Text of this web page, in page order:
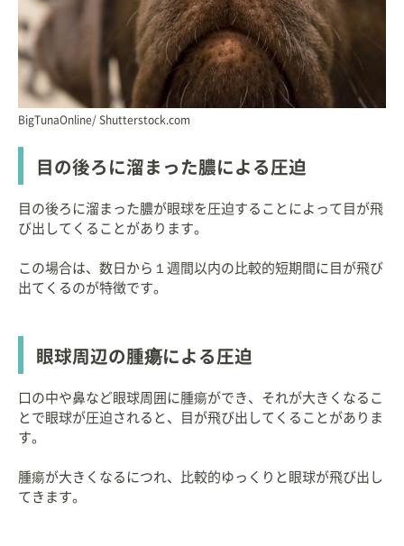
BigTunaOnline/ Shutterstock.com
目の後ろに溜まった膿による圧迫
目の後ろに溜まった膿が眼球を圧迫することによって目が飛
び出してくることがあります。
この場合は、数日から１週間以内の比較的短期間に目が飛び
出てくるのが特徴です。
眼球周辺の腫瘍による圧迫
口の中や鼻など眼球周囲に腫瘍ができ、それが大きくなるこ
とで眼球が圧迫されると、目が飛び出してくることがありま
す。
腫瘍が大きくなるにつれ、比較的ゆっくりと眼球が飛び出し
てきます。